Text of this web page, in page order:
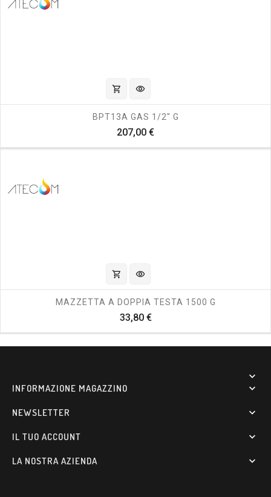
shopping_cart visibility
BPT13A GAS 1/2" G
207,00 €Prezzo
shopping_cart visibility
MAZZETTA A DOPPIA TESTA 1500 G
33,80 €Prezzo

INFORMAZIONE MAGAZZINO 
NEWSLETTER 
IL TUO ACCOUNT 
LA NOSTRA AZIENDA 